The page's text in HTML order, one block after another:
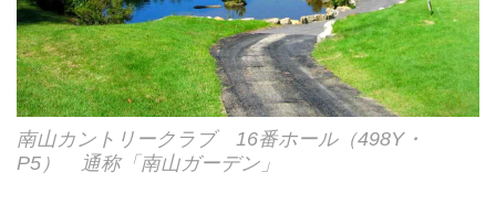
南山カントリークラブ 16番ホール（498Y・
P5） 通称「南山ガーデン」